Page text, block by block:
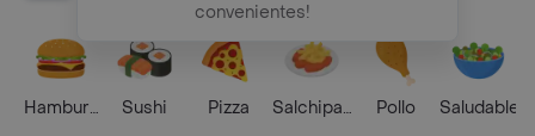
convenientes!
HamburguesaSushi Pizza Salchipapas Pollo Saludable